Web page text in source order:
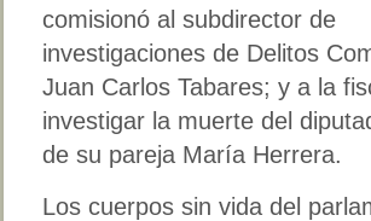
comisionó al subdirector de
investigaciones de Delitos
Juan Carlos Tabares; y a la
investigar la muerte del
de su pareja María Herrera.
Los cuerpos sin vida del